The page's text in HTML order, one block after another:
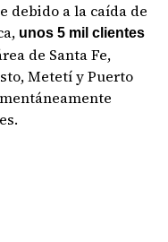
debido a la caída de
unos 5 mil clientes
de Santa Fe,
Metetí y Puerto